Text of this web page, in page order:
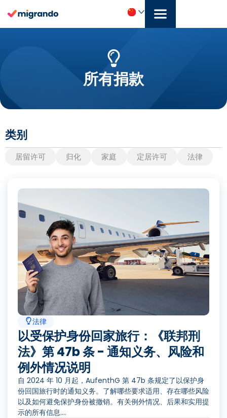
内
中
体)
所有捐款
类别
居留许可 归化 家庭 定居许可 法律
法律
以受保护身份回家旅行：《联邦刑
法》第 47b 条 - 通知义务、风险和
例外情况说明
自 2024 年 10 月起，AufenthG 第 47b 条规定了以保护身
份回国旅行时的通知义务。了解哪些要求适用、存在哪些风险
以及如何避免保护身份被撤销。有关例外情况、后果和实用提
示的所有信息....